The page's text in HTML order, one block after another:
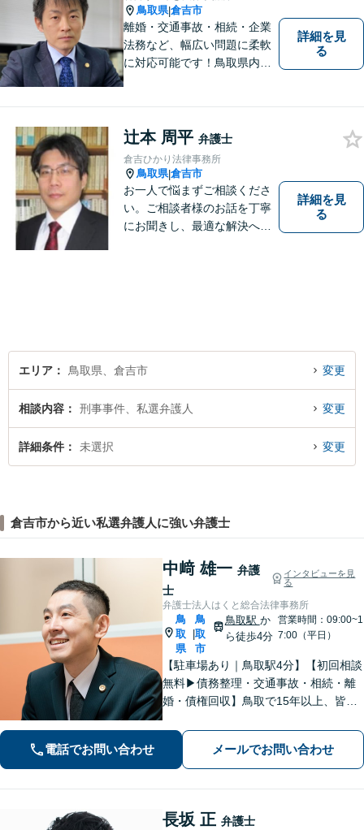
鳥取県|倉吉市
離婚・交通事故・相続・企業
法務など、幅広い問題に柔軟
に対応可能です！鳥取県内の
ている方も、お気軽にご相談
ください！【駐車場有】
詳細を見
る
辻本 周平 弁護士
倉吉ひかり法律事務所
鳥取県|倉吉市
お一人で悩まずご相談くださ
い。ご相談者様のお話を丁寧
にお聞きし、最適な解決へと
詳細を見
る
エリア 鳥取県、倉吉市 変更
相談内容 刑事事件、私選弁護人 変更
詳細条件 未選択 変更
倉吉市から近い私選弁護人に強い弁護士
中﨑 雄一 弁護
士
インタビューを見
る
弁護士法人はくと総合法律事務所
鳥
取
県
鳥
取
市
鳥取駅 か
ら徒歩4分
営業時間：09:00~1
7:00（平日）
【駐車場あり｜鳥取駅4分】【初回相談
無料▶︎債務整理・交通事故・相続・離
婚・債権回収】鳥取で15年以上、皆さ
ュニケーションを大切にし、お悩みに
真摯に寄り添います。どんな些細なこ
とでもまずはお気軽にご相談くださ
い。
電話でお問い合わせ メールでお問い合わせ
長坂 正 弁護士